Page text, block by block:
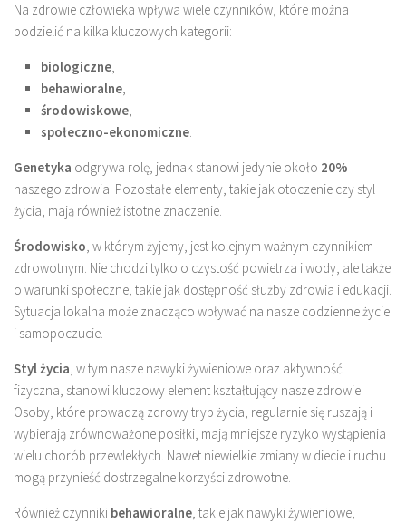
Na zdrowie człowieka wpływa wiele czynników, które można
podzielić na kilka kluczowych kategorii:
biologiczne,
behawioralne,
środowiskowe,
społeczno-ekonomiczne.
Genetyka odgrywa rolę, jednak stanowi jedynie około 20%
naszego zdrowia. Pozostałe elementy, takie jak otoczenie czy styl
życia, mają również istotne znaczenie.
Środowisko, w którym żyjemy, jest kolejnym ważnym czynnikiem
zdrowotnym. Nie chodzi tylko o czystość powietrza i wody, ale także
o warunki społeczne, takie jak dostępność służby zdrowia i edukacji.
Sytuacja lokalna może znacząco wpływać na nasze codzienne życie
i samopoczucie.
Styl życia, w tym nasze nawyki żywieniowe oraz aktywność
fizyczna, stanowi kluczowy element kształtujący nasze zdrowie.
Osoby, które prowadzą zdrowy tryb życia, regularnie się ruszają i
wybierają zrównoważone posiłki, mają mniejsze ryzyko wystąpienia
wielu chorób przewlekłych. Nawet niewielkie zmiany w diecie i ruchu
mogą przynieść dostrzegalne korzyści zdrowotne.
Również czynniki behawioralne, takie jak nawyki żywieniowe,